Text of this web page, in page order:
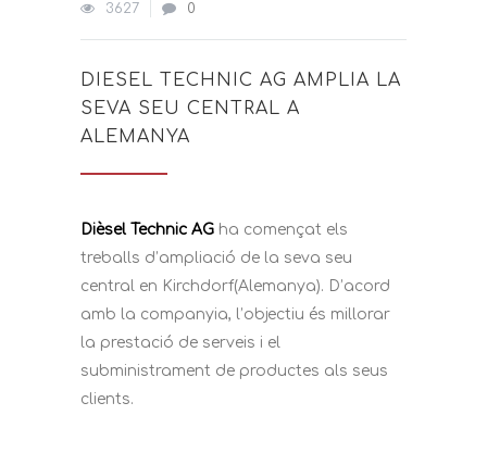
3627
0
DIESEL TECHNIC AG AMPLIA LA
SEVA SEU CENTRAL A
ALEMANYA
Dièsel Technic AG ha començat els
treballs d’ampliació de la seva seu
central en Kirchdorf(Alemanya). D’acord
amb la companyia, l’objectiu és millorar
la prestació de serveis i el
subministrament de productes als seus
clients.